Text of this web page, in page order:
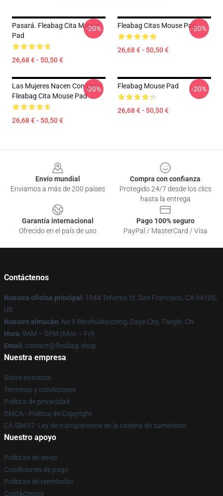
Pasará. Fleabag Cita Mouse
Pad
26,68 € - 50,50 €
-20% Fleabag Citas Mouse Pad
26,68 € - 50,50 €
-20%
Las Mujeres Nacen Con Dolor
Fleabag Cita Mouse Pad
26,68 € - 50,50 €
-20% Fleabag Mouse Pad
26,68 € - 50,50 €
-20%
Envío mundial
Enviamos a más de 200 países
Compra con confianza
Protegido 24/7 desde los clics
hasta la entrega
Garantía internacional
Ofrecido en el país de uso
Pago 100% seguro
PayPal / MasterCard / Visa
Contáctenos
Nuestra oficina principal : 1044 Tehama St, San Francisco, CA 94105,
US
Nuestro almacén: No 9 Binshuidaozeng, Daye City, Tianjin, CN
Hora: 9AM – 5PM (Mon – Fri)
Email : contact@fleabag.shop
Nuestra empresa
Sobre nosotros
Términos y condiciones
Política de privacidad
DMCA - Política de Copyright
CA SB657: Ley de transparencia en la cadena de suministro
Nuestro apoyo
Políticas de envío
Condiciones de pago
Políticas de reembolso
Contáctenos